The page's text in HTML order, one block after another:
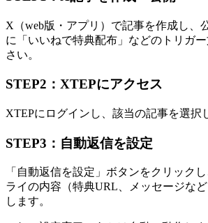
X（web版・アプリ）で記事を作成し、
に「いいねで特典配布」などのトリガ
さい。
STEP2：XTEPにアクセス
XTEPにログインし、該当の記事を選択
STEP3：自動返信を設定
「自動返信を設定」ボタンをクリック
ライの内容（特典URL、メッセージな
します。